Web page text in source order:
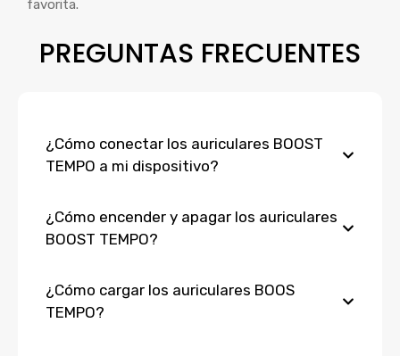
favorita.
PREGUNTAS FRECUENTES
¿Cómo conectar los auriculares BOOST
TEMPO a mi dispositivo?
¿Cómo encender y apagar los auriculares
BOOST TEMPO?
¿Cómo cargar los auriculares BOOS
TEMPO?